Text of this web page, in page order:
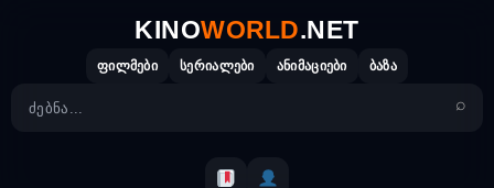
KINOWORLD.NET
ფილმები სერიალები ანიმაციები ბაზა